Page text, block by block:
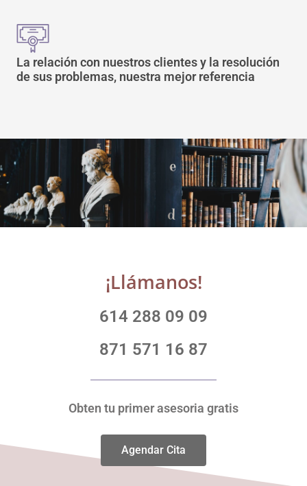
La relación con nuestros clientes y la resolución
de sus problemas, nuestra mejor referencia
¡Llámanos!
614 288 09 09
871 571 16 87
Obten tu primer asesoria gratis
Agendar Cita